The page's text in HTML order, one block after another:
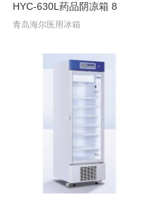
HYC-630L药品阴凉箱 8
青岛海尔医用冰箱